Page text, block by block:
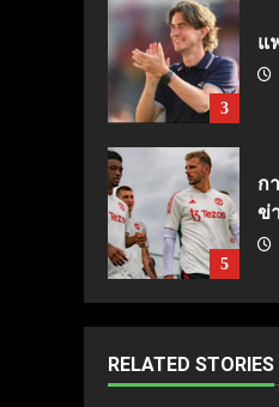
3
แ
5
ก
ข่
RELATED STORIES